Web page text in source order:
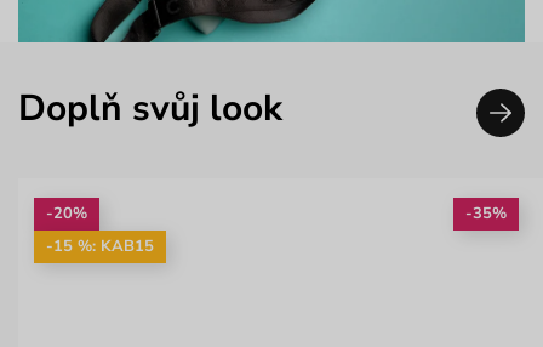
Doplň svůj look
-20%
-15 %: KAB15
-35%